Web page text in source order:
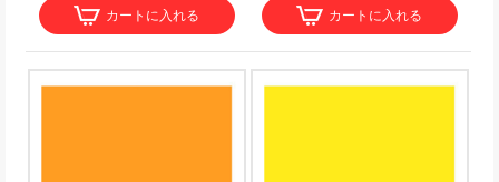
カートに入れる カートに入れる